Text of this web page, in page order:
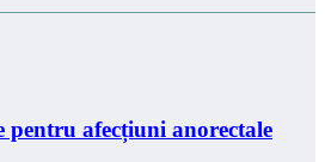
pentru afecțiuni anorectale